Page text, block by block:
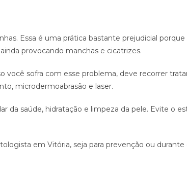
Essa é uma prática bastante prejudicial
provocando manchas e cicatrizes.
você sofra com esse problema, deve recorrer
microdermoabrasão e laser.
da saúde, hidratação e limpeza da pele. Evite o
em Vitória, seja para prevenção ou